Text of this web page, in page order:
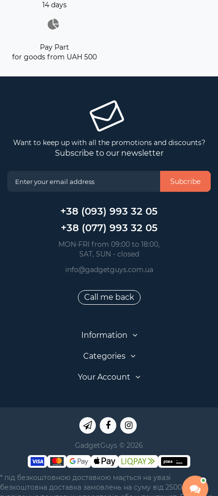
14 days
Pay Part
for goods from UAH 500
Want to keep up with all the promotions and discounts?
Subscribe to our newsletter
Subcribe
+38 (093) 993 32 05
+38 (077) 993 32 05
MON-FRI from 09:00 to 18:00,
SAT, SUN - closed
info@gadgetguys.com.ua
Call me back
Information
Categories
Your Account
GadgetGuys © 2026
* під безкоштовною доставкою мається на увазі
безкоштовна доставка замовлень на суму від 2500 грн у